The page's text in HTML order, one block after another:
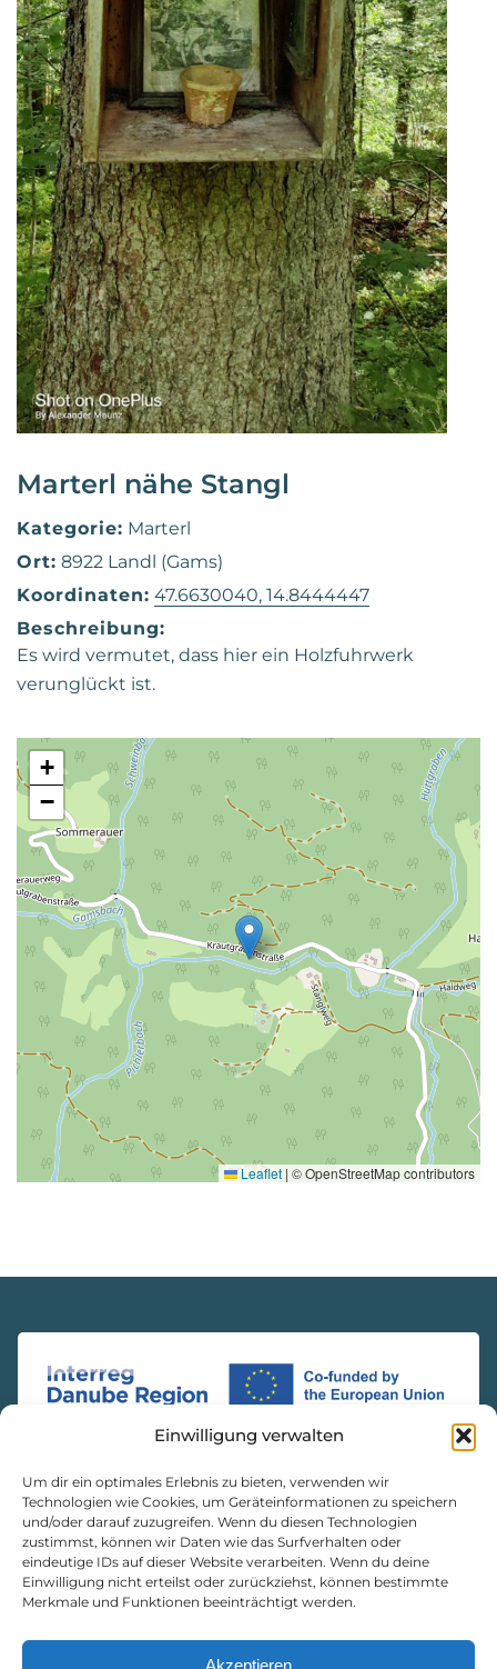
Einwilligung verwalten
Um dir ein optimales Erlebnis zu bieten, verwenden wir
Technologien wie Cookies, um Geräteinformationen zu speichern
und/oder darauf zuzugreifen. Wenn du diesen Technologien
zustimmst, können wir Daten wie das Surfverhalten oder
eindeutige IDs auf dieser Website verarbeiten. Wenn du deine
Einwilligung nicht erteilst oder zurückziehst, können bestimmte
Merkmale und Funktionen beeinträchtigt werden.
Akzeptieren
Marterl nähe Stangl
Kategorie: Marterl
Ort: 8922 Landl (Gams)
Koordinaten: 47.6630040, 14.8444447
Beschreibung:
Es wird vermutet, dass hier ein Holzfuhrwerk
verunglückt ist.
+
−
Leaflet | © OpenStreetMap contributors
KONTAKT
Natur- und Geopark Steirische Eisenwurzen GmbH
8933 St. Gallen, Markt 35